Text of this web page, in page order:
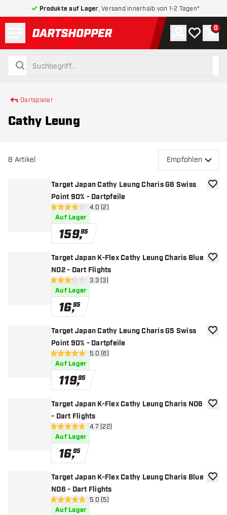
Produkte auf Lager , Versand innerhalb von 1-2 Tagen*
zurück zur Startseite
suchen
suchen
Konto
Meine 0
Dartspieler
Cathy Leung
8 Artikel Empfohlen
Target Japan Cathy Leung Charis G6 Swiss
Point 90% - Dartpfeile
Bewertungsbereich öffnen
4 Bewertungssterne
4.0 (2)
Auf Lager
159,95
Zur
Target Japan K-Flex Cathy Leung Charis Blue
NO2 - Dart Flights
Bewertungsbereich öffnen
3.3 Bewertungssterne
3.3 (3)
Auf Lager
16,95
Zur
Target Japan Cathy Leung Charis G5 Swiss
Point 90% - Dartpfeile
Bewertungsbereich öffnen
5 Bewertungssterne
5.0 (6)
Auf Lager
119,95
Zur
Target Japan K-Flex Cathy Leung Charis NO6
- Dart Flights
Bewertungsbereich öffnen
4.7 Bewertungssterne
4.7 (22)
Auf Lager
16,95
Zur
Target Japan K-Flex Cathy Leung Charis Blue
NO6 - Dart Flights
Bewertungsbereich öffnen
5 Bewertungssterne
5.0 (5)
Auf Lager
Zur